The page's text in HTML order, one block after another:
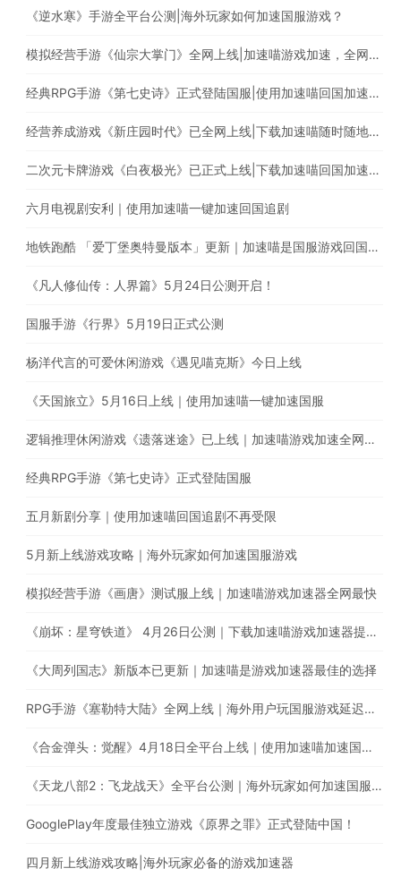
《逆水寒》手游全平台公测|海外玩家如何加速国服游戏？
模拟经营手游《仙宗大掌门》全网上线|加速喵游戏加速，全网最快
经典RPG手游《第七史诗》正式登陆国服|使用加速喵回国加速爆款游戏随意畅玩
经营养成游戏《新庄园时代》已全网上线|下载加速喵随时随地畅享游戏加速
二次元卡牌游戏《白夜极光》已正式上线|下载加速喵回国加速器一键加速国服游戏
六月电视剧安利｜使用加速喵一键加速回国追剧
地铁跑酷 「爱丁堡奥特曼版本」更新｜加速喵是国服游戏回国加速的最佳选择
《凡人修仙传：人界篇》5月24日公测开启！
国服手游《行界》5月19日正式公测
杨洋代言的可爱休闲游戏《遇见喵克斯》今日上线
《天国旅立》5月16日上线｜使用加速喵一键加速国服
逻辑推理休闲游戏《遗落迷途》已上线｜加速喵游戏加速全网最快
经典RPG手游《第七史诗》正式登陆国服
五月新剧分享｜使用加速喵回国追剧不再受限
5月新上线游戏攻略｜海外玩家如何加速国服游戏
模拟经营手游《画唐》测试服上线｜加速喵游戏加速器全网最快
《崩坏：星穹铁道》 4月26日公测｜下载加速喵游戏加速器提升游戏体验
《大周列国志》新版本已更新｜加速喵是游戏加速器最佳的选择
RPG手游《塞勒特大陆》全网上线｜海外用户玩国服游戏延迟高卡顿怎么办？
《合金弹头：觉醒》4月18日全平台上线｜使用加速喵加速国服游戏提升游戏体验
《天龙八部2：飞龙战天》全平台公测｜海外玩家如何加速国服游戏？
GooglePlay年度最佳独立游戏《原界之罪》正式登陆中国！
四月新上线游戏攻略|海外玩家必备的游戏加速器